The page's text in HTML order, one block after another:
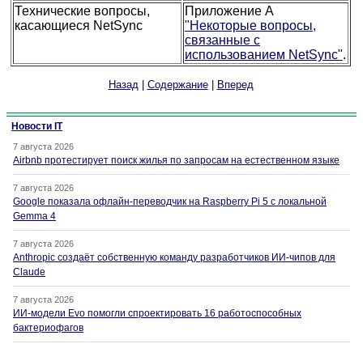
Технические вопросы,
касающиеся NetSync
Приложение A
"Некоторые вопросы,
связанные с
использованием NetSync".
Назад | Содержание| Вперед
Новости IT
7 августа 2026
Airbnb протестирует поиск жилья по запросам на естественном языке
7 августа 2026
Google показала офлайн-переводчик на Raspberry Pi 5 с локальной
Gemma 4
7 августа 2026
Anthropic создаёт собственную команду разработчиков ИИ-чипов для
Claude
7 августа 2026
ИИ-модели Evo помогли спроектировать 16 работоспособных
бактериофагов